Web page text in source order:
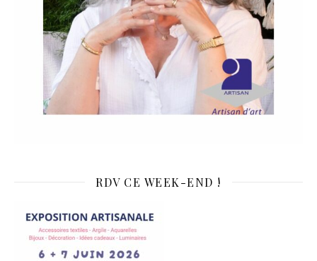
RDV CE WEEK-END !